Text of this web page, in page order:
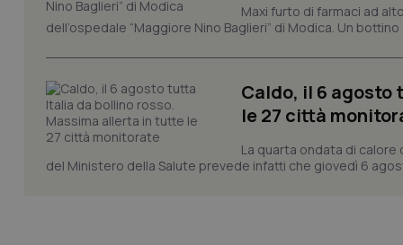
Maxi furto di farmaci ad
dell’ospedale “Maggiore Nino Baglieri” di Modica. Un
Caldo, il 6
le 27 città
La quarta ondata di
del Ministero della Salute prevede infatti che giovedì 6
tracking-sites-
tracking-enable
tracking-sites-
session-id